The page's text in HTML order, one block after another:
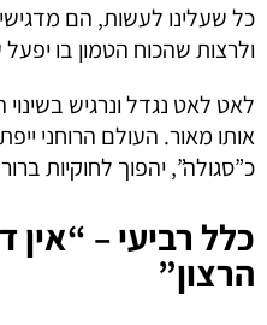
כל שעלינו לעשות, הם
ולרצות שהכוח הטמון בו יפעל
לאט לאט נגדל ונרגיש
אותו מאור. העולם הרוחני
כ”סגולה”, יהפוך לחוקיות
כלל רביעי – “אין
הרצון”